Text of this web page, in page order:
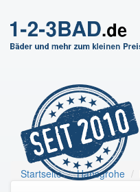
Startseite Hansgrohe